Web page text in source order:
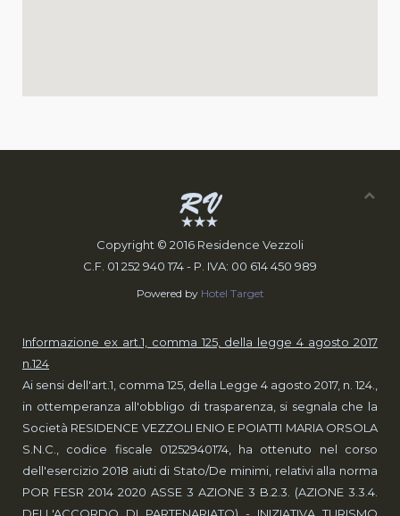
Copyright © 2016 Residence Vezzoli
C.F. 01 ­252 940 174 - P. IVA: 00 ­614 450 989
Powered by Hotel Target
Informazione ex art.1, comma 125, della legge 4 agosto 2017
n.124
Ai sensi dell'art.1, comma 125, della Legge 4 agosto 2017, n. 124.,
in ottemperanza all'obbligo di trasparenza, si segnala che la
Società RESIDENCE VEZZOLI ENIO E POIATTI MARIA ORSOLA
S.N.C., codice fiscale 01252940174, ha ottenuto nel corso
dell'esercizio 2018 aiuti di Stato/De minimi, relativi alla norma
POR FESR 2014 2020 ASSE 3 AZIONE 3 B.2.3. (AZIONE 3.3.4.